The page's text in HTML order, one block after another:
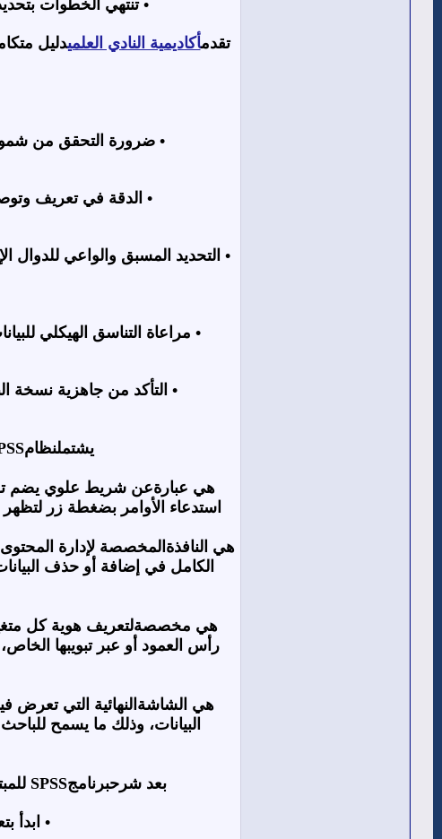
•تنتهي الخطوات
تقدمأكاديمية النادي العلميدليل
•ضرورة التحقق من
• الدقة في تعريف
• التحديد المسبق والواعي للدوال
• مراعاة التناسق الهيكلي
• التأكد من جاهزية نسخة
يشتملنظام
هي عبارةعن شريط علوي يضم
استدعاء الأوامر بضغطة زر لتظهر
هي النافذةالمخصصة لإدارة
الكامل في إضافة أو حذف
هي مخصصةلتعريف هوية كل متغير
رأس العمود أو عبر تبويبها
هي الشاشةالنهائية التي تعرض
البيانات، وذلك ما يسمح
بعد شرحبرنامجSPSS
• ابدأ